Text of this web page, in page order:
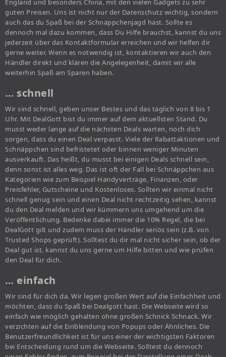
England und besonders China, mit den vielen Gadgets zu sehr
guten Preisen. Uns ist nicht nur der Datenschutz wichtig, sondern
auch das du Spaß bei der Schnäppchenjagd hast. Sollte es
dennoch mal dazu kommen, dass Du Hilfe brauchst, kannst du uns
jederzeit über das Kontaktformular erreichen und wir helfen dir
gerne weiter. Wenn es notwendig ist, kontaktieren wir auch den
Händler direkt und klären die Angelegenheit, damit wir alle
weiterhin Spaß am Sparen haben.
… schnell
Wir sind schnell, geben unser Bestes und das täglich von 8 bis 1
Uhr. Mit DealGott bist du immer auf dem aktuellsten Stand. Du
musst weder lange auf die nächsten Deals warten, noch dich
sorgen, dass du einen Deal verpasst. Viele der Rabattaktionen und
Schnäppchen sind befristetet oder binnen weniger Minuten
ausverkauft. Das heißt, du musst bei einigen Deals schnell sein,
denn sonst ist alles weg. Das ist oft der Fall bei Schnäppchen aus
Kategorien wie zum Beispiel Handyverträge, Finanzen, oder
Preisfehler, Gutscheine und Kostenloses. Sollten wir einmal nicht
schnell genug sein und einen Deal nicht rechtzeitig sehen, kannst
du den Deal melden und wir kümmern uns umgehend um die
Veröffentlichung. Bedenke dabei immer die 10% Regel, die bei
DealGott gilt und zudem muss der Händler seriös sein (z.B. von
Trusted Shops geprüft). Solltest du dir mal nicht sicher sein, ob der
Deal gut ist, kannst du uns gerne um Hilfe bitten und wie prüfen
den Deal für dich.
… einfach
Wir sind für dich da. Wir legen großen Wert auf die Einfachheit und
möchten, dass du Spaß bei Dealgott hast. Die Webseite wird so
einfach wie möglich gehalten ohne großen Schnick Schnack. Wir
verzichten auf die Einblendung von Popups oder Ähnliches. Die
Benutzerfreundlichkeit ist für uns einer der wichtigsten Faktoren
bei Entscheidung rund um die Webseite. Solltest du dennoch